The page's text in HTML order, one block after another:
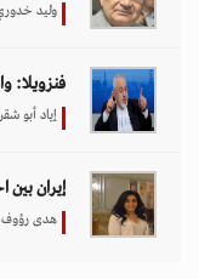
وليد
فنزويلا:
إياد أبو
إيران بين
هدى رؤوف